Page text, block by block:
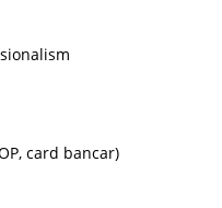
card bancar)